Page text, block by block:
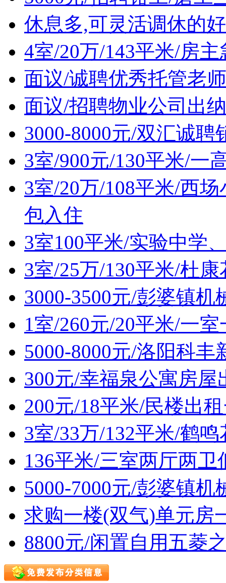
休息多,可灵活调休的
4室/20万/143平米/房
面议/诚聘优秀托管老师
面议/招聘物业公司出纳
3000-8000元/双汇诚聘
3室/900元/130平米/一
3室/20万/108平米/西
包入住
3室100平米/实验中学
3室/25万/130平米/杜
3000-3500元/彭婆镇
1室/260元/20平米/一
5000-8000元/洛阳科
300元/幸福泉公寓房屋
200元/18平米/民楼出
3室/33万/132平米/鹤
136平米/三室两厅两卫
5000-7000元/彭婆镇
求购一楼(双气)单元房
8800元/闲置自用五菱